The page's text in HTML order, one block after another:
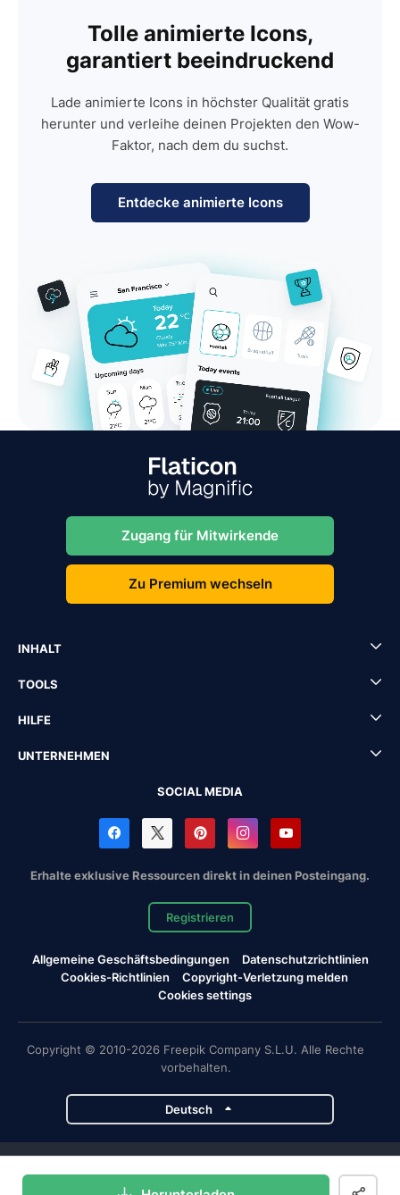
Tolle animierte Icons,
garantiert beeindruckend
Lade animierte Icons in höchster Qualität gratis
herunter und verleihe deinen Projekten den Wow-
Faktor, nach dem du suchst.
Entdecke animierte Icons
Zugang für Mitwirkende
Zu Premium wechseln
INHALT
TOOLS
HILFE
UNTERNEHMEN
SOCIAL MEDIA
Erhalte exklusive Ressourcen direkt in deinen Posteingang.
Registrieren
Allgemeine Geschäftsbedingungen
Datenschutzrichtlinien
Cookies-Richtlinien
Copyright-Verletzung melden
Cookies settings
Copyright © 2010-2026 Freepik Company S.L.U. Alle Rechte
vorbehalten.
Deutsch